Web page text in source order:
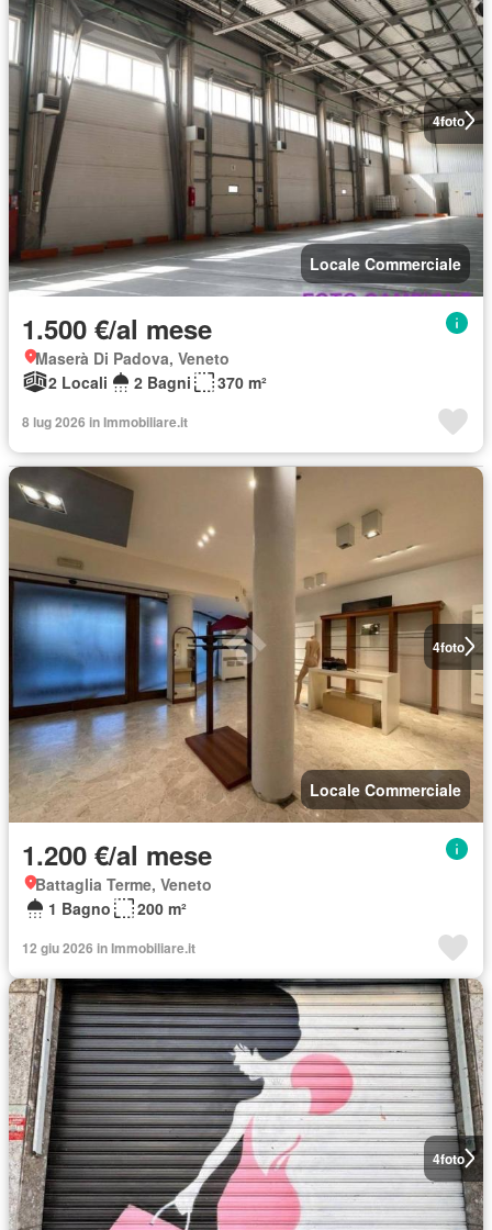
4foto
Locale Commerciale
1.500 €/al mese
Maserà Di Padova, Veneto
2 Locali
2 Bagni 370 m²
8 lug 2026 in Immobiliare.it
4foto
Locale Commerciale
1.200 €/al mese
Battaglia Terme, Veneto
1 Bagno
200 m²
12 giu 2026 in Immobiliare.it
4foto